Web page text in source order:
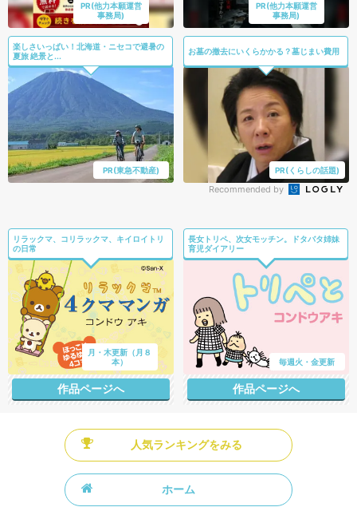
PR(他力本願運営
事務局)
PR(他力本願運営
事務局)
楽しさいっぱい！北海道・ニセコで避暑の
夏旅 絶景と...
PR(東急不動産)
お墓の撤去にいくらかかる？墓じまい費用
PR(くらしの話題)
Recommended by
リラックマ、コリラックマ、キイロイトリ
の日常
月・木更新（月８
本）
作品ページへ
長女トリペ、次女モッチン。ドタバタ姉妹
育児ダイアリー
毎週火・金更新
作品ページへ
人気ランキングをみる
ホーム